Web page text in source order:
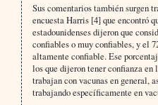
Sus comentarios también surgen
encuesta Harris [4] que encontró
estadounidenses dijeron que
confiables o muy confiables, y el
altamente confiable. Ese
los que dijeron tener confianza en
trabajan con vacunas en general,
trabajando específicamente en